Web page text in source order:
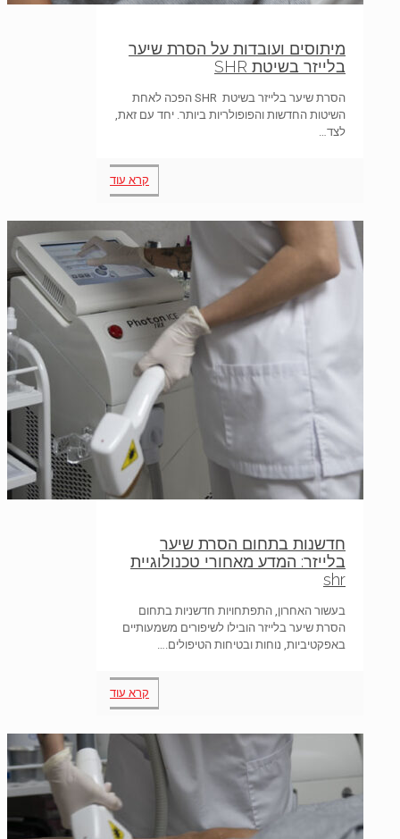
מיתוסים ועובדות על הסרת שיער
בלייזר בשיטת SHR
הסרת שיער בלייזר בשיטת SHR הפכה לאחת
השיטות החדשות והפופולריות ביותר. יחד עם זאת,
לצד…
קרא עוד
חדשנות בתחום הסרת שיער
בלייזר: המדע מאחורי טכנולוגיית
shr
בעשור האחרון, התפתחויות חדשניות בתחום
הסרת שיער בלייזר הובילו לשיפורים משמעותיים
באפקטיביות, נוחות ובטיחות הטיפולים.…
קרא עוד